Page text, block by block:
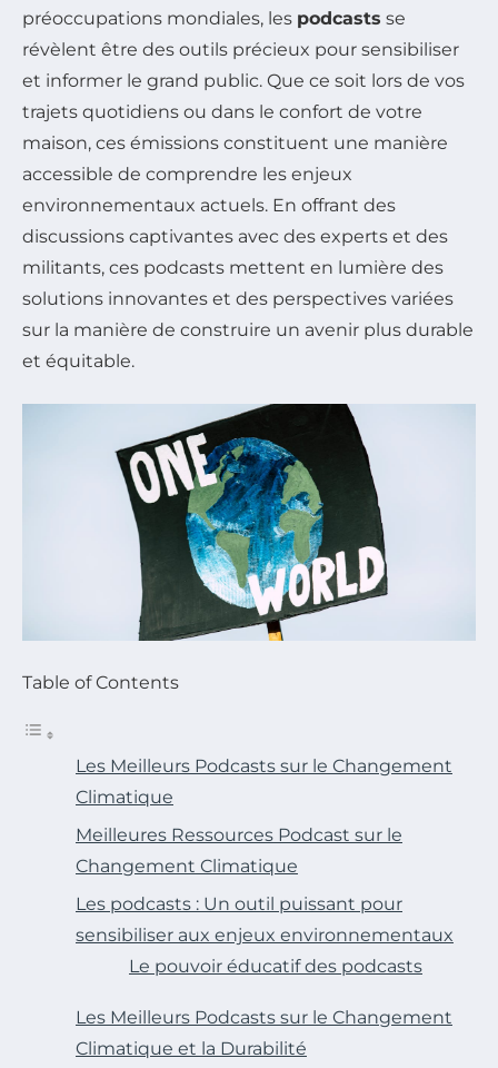
préoccupations mondiales, les podcasts se
révèlent être des outils précieux pour sensibiliser
et informer le grand public. Que ce soit lors de vos
trajets quotidiens ou dans le confort de votre
maison, ces émissions constituent une manière
accessible de comprendre les enjeux
environnementaux actuels. En offrant des
discussions captivantes avec des experts et des
militants, ces podcasts mettent en lumière des
solutions innovantes et des perspectives variées
sur la manière de construire un avenir plus durable
et équitable.
Table of Contents
Les Meilleurs Podcasts sur le Changement
Climatique
Meilleures Ressources Podcast sur le
Changement Climatique
Les podcasts : Un outil puissant pour
sensibiliser aux enjeux environnementaux
Le pouvoir éducatif des podcasts
Les Meilleurs Podcasts sur le Changement
Climatique et la Durabilité